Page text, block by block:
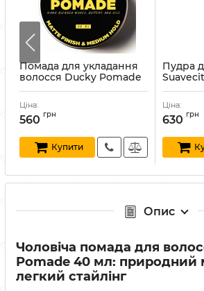
Помада для укладання
волосся Ducky Pomade
80 мл
Артикул:
Ціна:
560 грн
Купити
Пудра
Powder
Артикул:
Ціна:
630 грн
Опис
Чоловіча помада для
Pomade 40 мл: природний
легкий стайлінг